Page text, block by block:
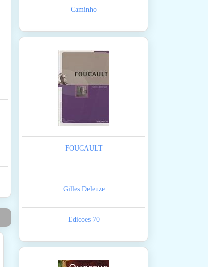
Caminho
FOUCAULT
Gilles Deleuze
Edicoes 70